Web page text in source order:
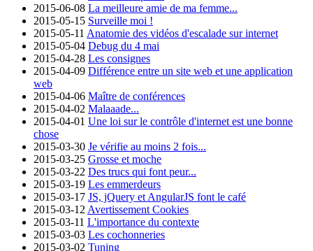
2015-06-08 La meilleure amie de ma femme...
2015-05-15 Surveille moi !
2015-05-11 Anatomie des vidéos d'escalade sur internet
2015-05-04 Debug du 4 mai
2015-04-28 Les consignes
2015-04-09 Différence entre un site web et une application
web
2015-04-06 Maître de conférences
2015-04-02 Malaaade...
2015-04-01 Une loi sur le contrôle d'internet est une bonne
chose
2015-03-30 Je vérifie au moins 2 fois...
2015-03-25 Grosse et moche
2015-03-22 Des trucs qui font peur...
2015-03-19 Les emmerdeurs
2015-03-17 JS, jQuery et AngularJS font le café
2015-03-12 Avertissement Cookies
2015-03-11 L'importance du contexte
2015-03-03 Les cochonneries
2015-03-02 Tuning